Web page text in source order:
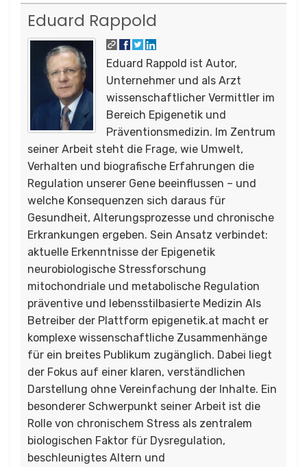
Eduard Rappold
Eduard Rappold ist Autor,
Unternehmer und als Arzt
wissenschaftlicher Vermittler im
Bereich Epigenetik und
Präventionsmedizin. Im Zentrum
seiner Arbeit steht die Frage, wie Umwelt,
Verhalten und biografische Erfahrungen die
Regulation unserer Gene beeinflussen – und
welche Konsequenzen sich daraus für
Gesundheit, Alterungsprozesse und chronische
Erkrankungen ergeben. Sein Ansatz verbindet:
aktuelle Erkenntnisse der Epigenetik
neurobiologische Stressforschung
mitochondriale und metabolische Regulation
präventive und lebensstilbasierte Medizin Als
Betreiber der Plattform epigenetik.at macht er
komplexe wissenschaftliche Zusammenhänge
für ein breites Publikum zugänglich. Dabei liegt
der Fokus auf einer klaren, verständlichen
Darstellung ohne Vereinfachung der Inhalte. Ein
besonderer Schwerpunkt seiner Arbeit ist die
Rolle von chronischem Stress als zentralem
biologischen Faktor für Dysregulation,
beschleunigtes Altern und